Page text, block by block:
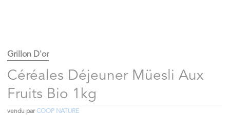
Grillon D'or
Céréales Déjeuner Müesli Aux
Fruits Bio 1kg
vendu parCOOP NATURE